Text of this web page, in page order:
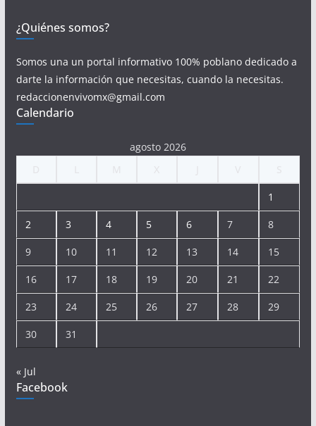
¿Quiénes somos?
Somos una un portal informativo 100% poblano dedicado a
darte la información que necesitas, cuando la necesitas.
redaccionenvivomx@gmail.com
Calendario
agosto 2026
1
2 3 4 5 6 7 8
9 10 11 12 13 14 15
16 17 18 19 20 21 22
23 24 25 26 27 28 29
30 31
« Jul
Facebook